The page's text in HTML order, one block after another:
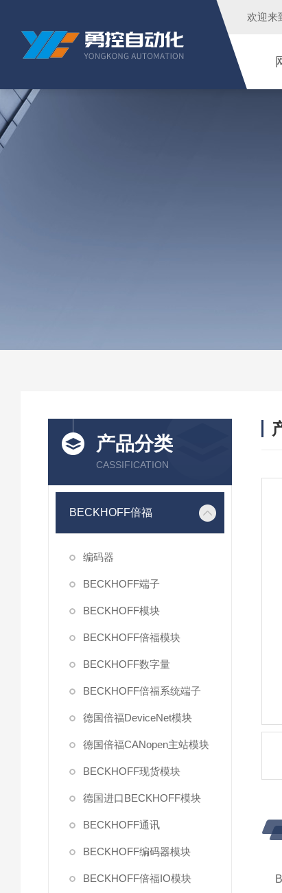
欢迎来
产品分类
CASSIFICATION
BECKHOFF倍福
编码器
BECKHOFF端子
BECKHOFF模块
BECKHOFF倍福模块
BECKHOFF数字量
BECKHOFF倍福系统端子
德国倍福DeviceNet模块
德国倍福CANopen主站模块
BECKHOFF现货模块
德国进口BECKHOFF模块
BECKHOFF通讯
BECKHOFF编码器模块
BECKHOFF倍福IO模块